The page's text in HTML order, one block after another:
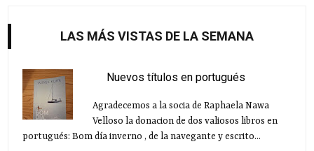
LAS MÁS VISTAS DE LA SEMANA
Nuevos títulos en portugués
Agradecemos a la socia de Raphaela Nawa
Velloso la donacion de dos valiosos libros en
portugués: Bom día inverno , de la navegante y escrito...